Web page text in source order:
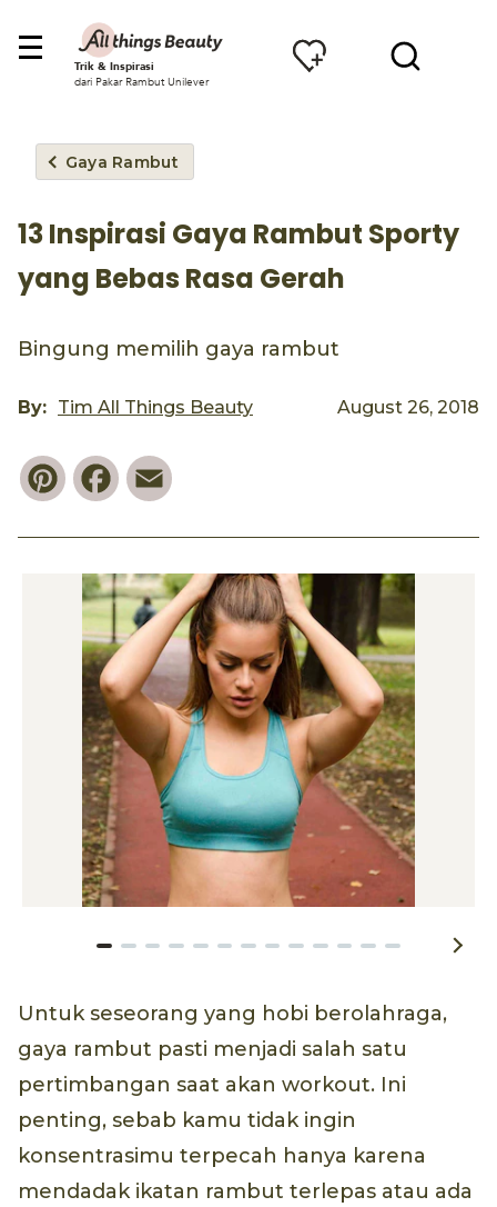
Trik & Inspirasi
dari Pakar Rambut Unilever
Gaya Rambut
13 Inspirasi Gaya Rambut Sporty
yang Bebas Rasa Gerah
Bingung memilih gaya rambut
By: Tim All Things Beauty August 26, 2018
PinterestFacebook
Untuk seseorang yang hobi berolahraga,
gaya rambut pasti menjadi salah satu
pertimbangan saat akan workout. Ini
penting, sebab kamu tidak ingin
konsentrasimu terpecah hanya karena
mendadak ikatan rambut terlepas atau ada